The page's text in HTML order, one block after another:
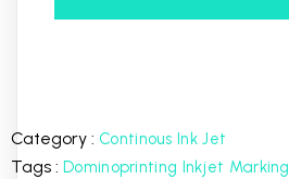
Category : Continous Ink Jet
Tags : Dominoprinting Inkjet Marking